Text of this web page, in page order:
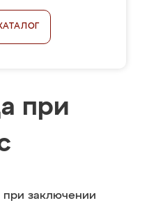
при
при заключении